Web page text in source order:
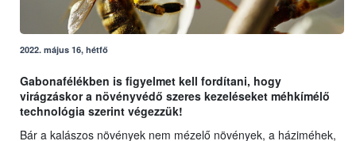
2022. május 16, hétfő
Gabonafélékben is figyelmet kell fordítani, hogy
virágzáskor a növényvédő szeres kezeléseket méhkímélő
technológia szerint végezzük!
Bár a kalászos növények nem mézelő növények, a háziméhek,